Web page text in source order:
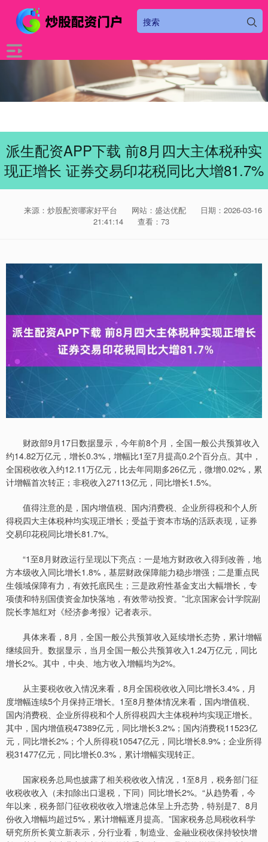
派生配资APP下载 前8月四大主体税种实
现正增长 证券交易印花税同比大增81.7%
来源：炒股配资哪家好平台 网站：盛达优配
日期：2026-03-16
21:41:14
查看：73
财政部9月17日数据显示，今年前8个月，全国一般公共预算收入
约14.82万亿元，增长0.3%，增幅比1至7月提高0.2个百分点。其中，
全国税收收入约12.11万亿元，比去年同期多26亿元，微增0.02%，累
计增幅首次转正；非税收入27113亿元，同比增长1.5%。
值得注意的是，国内增值税、国内消费税、企业所得税和个人所
得税四大主体税种均实现正增长；受益于资本市场的活跃表现，证券
交易印花税同比增长81.7%。
“1至8月财政运行呈现以下亮点：一是地方财政收入得到改善，地
方本级收入同比增长1.8%，基层财政保障能力稳步增强；二是重点民
生领域保障有力，有效托底民生；三是政府性基金支出大幅增长，专
项债和特别国债资金加快落地，有效带动投资。”北京国家会计学院副
院长李旭红对《经济参考报》记者表示。
具体来看，8月，全国一般公共预算收入延续增长态势，累计增幅
继续回升。数据显示，当月全国一般公共预算收入1.24万亿元，同比
增长2%。其中，中央、地方收入增幅均为2%。
从主要税收收入情况来看，8月全国税收收入同比增长3.4%，月
度增幅连续5个月保持正增长。1至8月整体情况来看，国内增值税、
国内消费税、企业所得税和个人所得税四大主体税种均实现正增长。
其中，国内增值税47389亿元，同比增长3.2%；国内消费税11523亿
元，同比增长2%；个人所得税10547亿元，同比增长8.9%；企业所得
税31477亿元，同比增长0.3%，累计增幅实现转正。
国家税务总局也披露了相关税收收入情况，1至8月，税务部门征
收税收收入（未扣除出口退税，下同）同比增长2%。“从趋势看，今
年以来，税务部门征收税收收入增速总体呈上升态势，特别是7、8月
份收入增幅均超过5%，累计增幅逐月提高。”国家税务总局税收科学
研究所所长黄立新表示，分行业看，制造业、金融业税收保持较快增